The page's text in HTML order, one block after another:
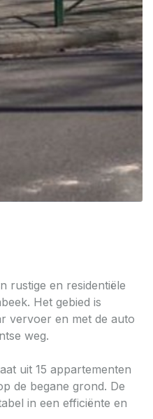
rustige en residentiële
Het gebied is
vervoer en met de auto
weg.
uit 15 appartementen
de begane grond. De
in een efficiënte en